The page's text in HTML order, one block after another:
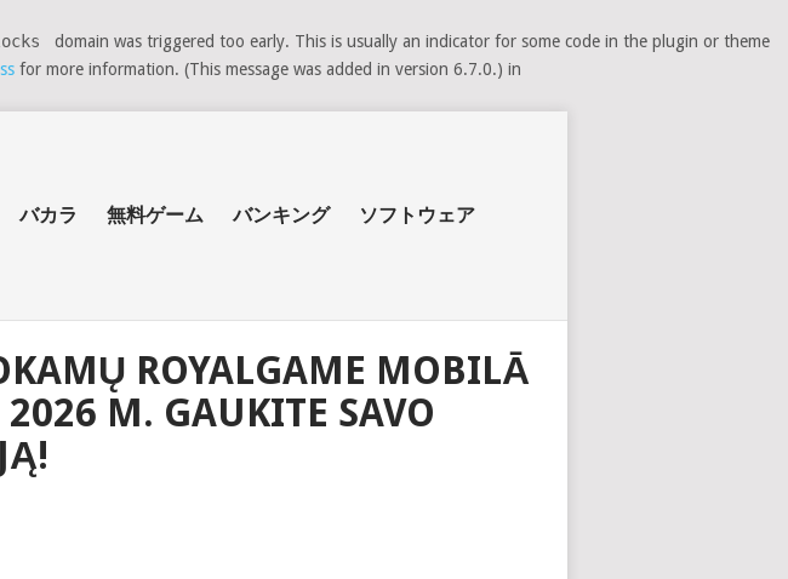
domain was triggered too early. This is usually an indicator for some code in the plugin or theme
for more information. (This message was added in version 6.7.0.) in
バカラ 無料ゲーム バンキング ソフトウェア
ROYALGAME MOBILĀ
M. GAUKITE SAVO